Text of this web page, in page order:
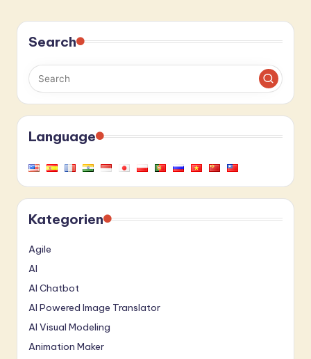
Search
Language
Kategorien
Agile
AI
AI Chatbot
AI Powered Image Translator
AI Visual Modeling
Animation Maker